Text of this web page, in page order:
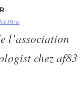
Paris
l’association
chez af83